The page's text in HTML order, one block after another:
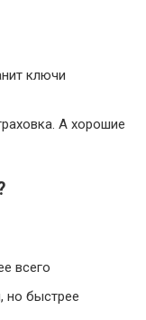
ключи
А хорошие
всего
но быстрее